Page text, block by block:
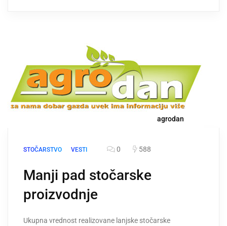
agrodan
STOČARSTVO VESTI 0 588
Manji pad stočarske
proizvodnje
Ukupna vrednost realizovane lanjske stočarske